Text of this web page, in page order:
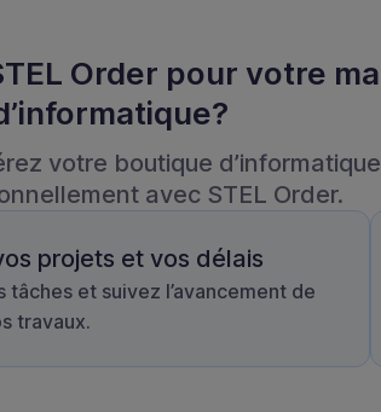
Order pour votre
votre boutique
avec STEL Order.
projets et vos délais
tâches et suivez l’avancement de
travaux.